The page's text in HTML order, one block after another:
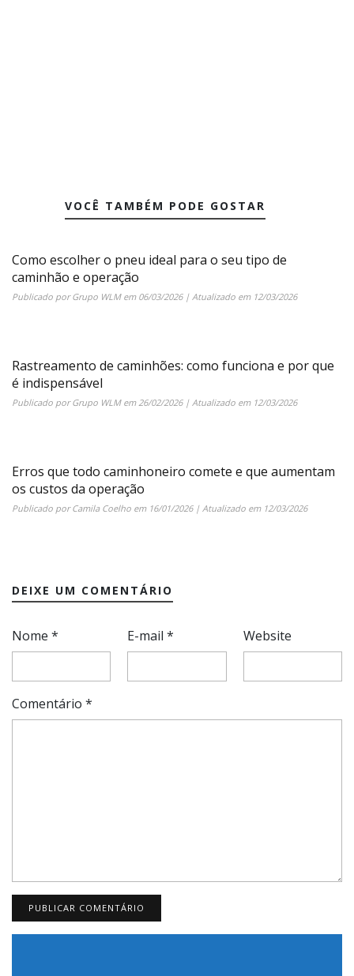
VOCÊ TAMBÉM PODE GOSTAR
Como escolher o pneu ideal para o seu tipo de
caminhão e operação
Publicado porGrupo WLMem 06/03/2026| Atualizado em 12/03/2026
Rastreamento de caminhões: como funciona e por que
é indispensável
Publicado porGrupo WLMem26/02/2026| Atualizado em 12/03/2026
Erros que todo caminhoneiro comete e que aumentam
os custos da operação
Publicado porCamila Coelho em 16/01/2026| Atualizado em 12/03/2026
DEIXE UM COMENTÁRIO
Nome * E-mail* Website
Comentário *